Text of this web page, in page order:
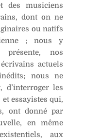
des musiciens
dont on ne
ou natifs
; nous y
présente, nos
actuels
nous ne
d’interroger les
essayistes qui,
ont donné par
en même
aux